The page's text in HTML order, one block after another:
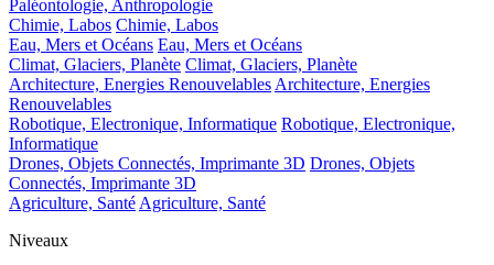
Paléontologie, Anthropologie
Chimie, Labos Chimie, Labos
Eau, Mers et Océans Eau, Mers et Océans
Climat, Glaciers, Planète Climat, Glaciers, Planète
Architecture, Energies Renouvelables Architecture, Energies
Renouvelables
Robotique, Electronique, Informatique Robotique, Electronique,
Informatique
Drones, Objets Connectés, Imprimante 3D Drones, Objets
Connectés, Imprimante 3D
Agriculture, Santé Agriculture, Santé
Niveaux